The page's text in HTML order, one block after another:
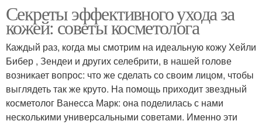
Секреты эффективного ухода за
кожей: советы косметолога
Каждый раз, когда мы смотрим на идеальную кожу Хейли
Бибер , Зендеи и других селебрити, в нашей голове
возникает вопрос: что же сделать со своим лицом, чтобы
выглядеть так же круто. На помощь приходит звездный
косметолог Ванесса Марк: она поделилась с нами
несколькими универсальными советами. Именно эти